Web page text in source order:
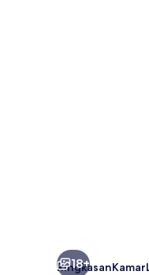
18+
RingkasanKamar